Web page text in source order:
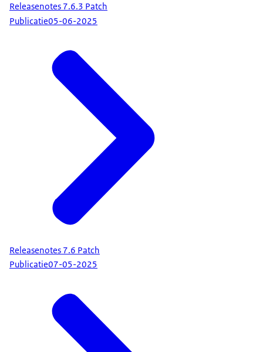
Releasenotes 7.6.3 Patch
Publicatie05-06-2025
Releasenotes 7.6 Patch
Publicatie07-05-2025